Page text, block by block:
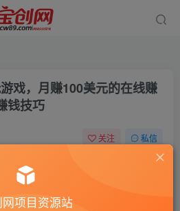
戏，月赚100美元的在线赚
钱技巧
关注 私信
项目资源站